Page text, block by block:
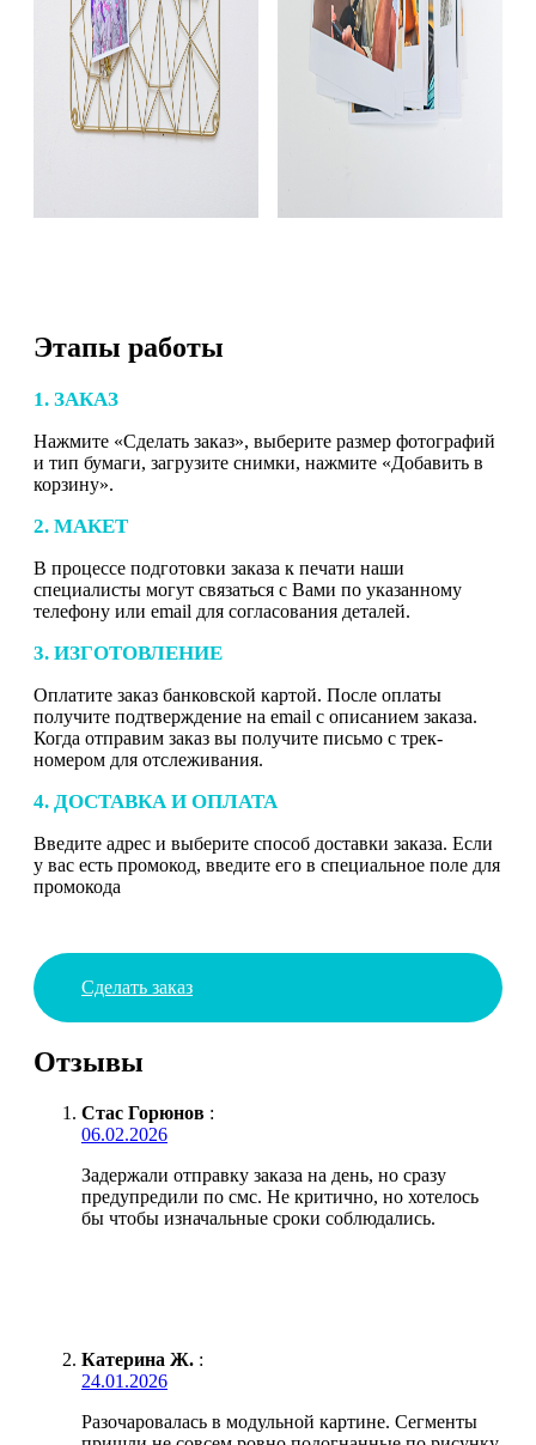
Этапы работы
1. ЗАКАЗ
Нажмите «Сделать заказ», выберите размер фотографий
и тип бумаги, загрузите снимки, нажмите «Добавить в
корзину».
2. МАКЕТ
В процессе подготовки заказа к печати наши
специалисты могут связаться с Вами по указанному
телефону или email для согласования деталей.
3. ИЗГОТОВЛЕНИЕ
Оплатите заказ банковской картой. После оплаты
получите подтверждение на email с описанием заказа.
Когда отправим заказ вы получите письмо с трек-
номером для отслеживания.
4. ДОСТАВКА И ОПЛАТА
Введите адрес и выберите способ доставки заказа. Если
у вас есть промокод, введите его в специальное поле для
промокода
Сделать заказ
Отзывы
Стас Горюнов :
06.02.2026
Задержали отправку заказа на день, но сразу
предупредили по смс. Не критично, но хотелось
бы чтобы изначальные сроки соблюдались.
Катерина Ж. :
24.01.2026
Разочаровалась в модульной картине. Сегменты